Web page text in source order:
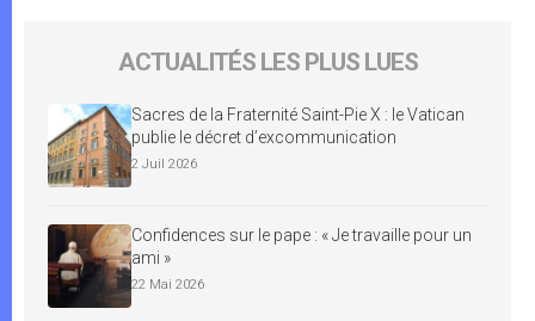
ACTUALITÉS LES PLUS LUES
Sacres de la Fraternité Saint-Pie X : le Vatican
publie le décret d’excommunication
2 Juil 2026
Confidences sur le pape : « Je travaille pour un
ami »
22 Mai 2026